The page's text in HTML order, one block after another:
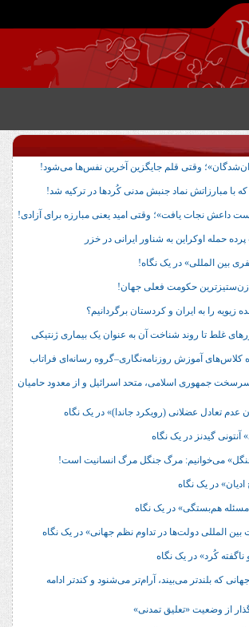
وقتی قلم جایگزین آخرین نفس‌ها می‌شود!
که با مبارزاتش نماد جنبش مدنی کُردها در ترکیه شد!
داعش نجات یافت»؛ وقتی امید یعنی مبارزه برای آزادی!
حمله اوکراین به شناور ایرانی در خزر
بین المللی» در یک نگاه!
زن‌ستیزترین حکومت فعلی جهان!
زیویه را به ایران و کردستان برگردانیم؟
غلط تا روند شناخت آن به عنوان یک بیماری ژنتیکی
کلاس‌های آموزش روزنامه‌نگاری–گروه رسانه‌ای فراتاب
جمهوری اسلامی، متحد اسرائیل و از معدود حامیان
عدم تعادل عضلانی (رویکرد جاندا)» در یک نگاه
گیدنز در یک نگاه
می‌خوانیم: مرگ جنگل مرگ انسانیت است!
در یک نگاه
مسئله هم‌بستگی» در یک نگاه
المللی دولت‌ها در تداوم نظم جهانی» در یک نگاه
کُرد» در یک نگاه
که بلندتر می‌بیند، آرام‌تر می‌شنود و کندتر ادامه
از وضعیت «تعلیق تمدنی»